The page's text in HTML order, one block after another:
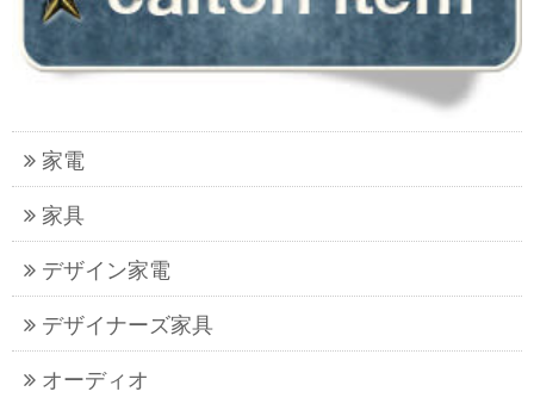
家電
家具
デザイン家電
デザイナーズ家具
オーディオ